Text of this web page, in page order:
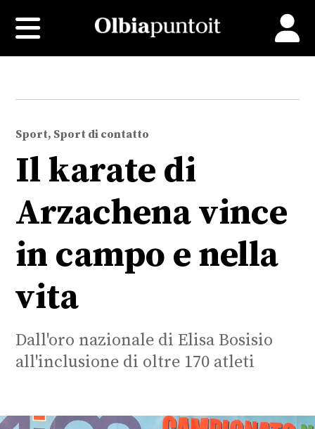
Sport, Sport di contatto
Il karate di
Arzachena vince
in campo e nella
vita
Dall'oro nazionale di Elisa Bosisio
all'inclusione di oltre 170 atleti